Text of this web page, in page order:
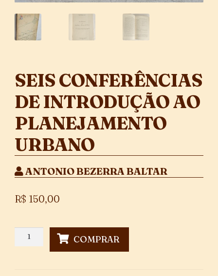
SEIS CONFERÊNCIAS
DE INTRODUÇÃO AO
PLANEJAMENTO
URBANO
ANTONIO BEZERRA BALTAR
R$ 150,00
COMPRAR